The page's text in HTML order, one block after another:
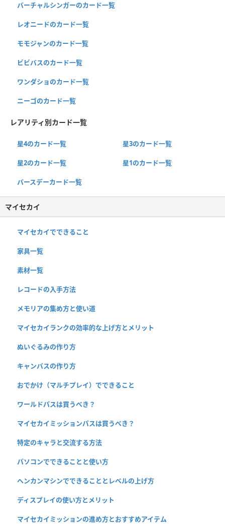
バーチャルシンガーのカード一覧
レオニードのカード一覧
モモジャンのカード一覧
ビビバスのカード一覧
ワンダショのカード一覧
ニーゴのカード一覧
レアリティ別カード一覧
星4のカード一覧 星3のカード一覧
星2のカード一覧 星1のカード一覧
バースデーカード一覧
マイセカイ
マイセカイでできること
家具一覧
素材一覧
レコードの入手方法
メモリアの集め方と使い道
マイセカイランクの効率的な上げ方とメリット
ぬいぐるみの作り方
キャンバスの作り方
おでかけ（マルチプレイ）でできること
ワールドパスは買うべき？
マイセカイミッションパスは買うべき？
特定のキャラと交流する方法
パソコンでできることと使い方
ヘンカンマシンでできることとレベルの上げ方
ディスプレイの使い方とメリット
マイセカイミッションの進め方とおすすめアイテム